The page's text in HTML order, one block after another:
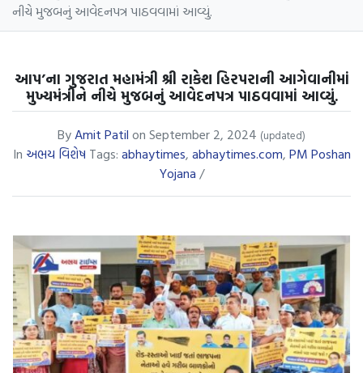
નીચે મુજબનું આવેદનપત્ર પાઠવવામાં આવ્યું.
આપ’ના ગુજરાત મહામંત્રી શ્રી રાકેશ હિરપરાની આગેવાનીમાં
મુખ્યમંત્રીને નીચે મુજબનું આવેદનપત્ર પાઠવવામાં આવ્યું.
ByAmit Patil on September 2, 2024 (updated)
In અભય વિશેષ Tags: abhaytimes, abhaytimes.com, PM Poshan
Yojana /